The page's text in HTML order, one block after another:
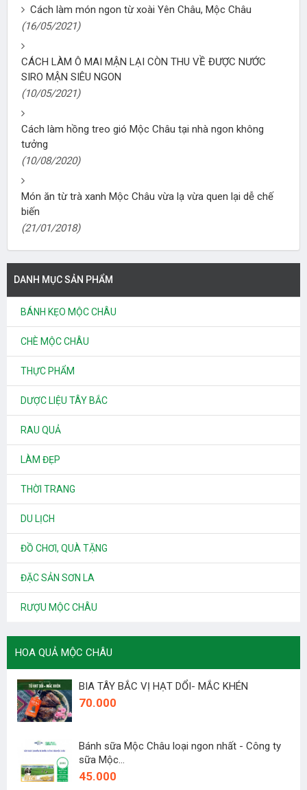
Cách làm món ngon từ xoài Yên Châu, Mộc Châu
(16/05/2021)
CÁCH LÀM Ô MAI MẬN LẠI CÒN THU VỀ ĐƯỢC NƯỚC
SIRO MẬN SIÊU NGON
(10/05/2021)
Cách làm hồng treo gió Mộc Châu tại nhà ngon không
tưởng
(10/08/2020)
Món ăn từ trà xanh Mộc Châu vừa lạ vừa quen lại dễ chế
biến
(21/01/2018)
DANH MỤC SẢN PHẨM
BÁNH KẸO MỘC CHÂU
CHÈ MỘC CHÂU
THỰC PHẨM
DƯỢC LIỆU TÂY BẮC
RAU QUẢ
LÀM ĐẸP
THỜI TRANG
DU LỊCH
ĐỒ CHƠI, QUÀ TẶNG
ĐẶC SẢN SƠN LA
RƯỢU MỘC CHÂU
HOA QUẢ MỘC CHÂU
BIA TÂY BẮC VỊ HẠT DỔI- MẮC KHÉN
70.000
Bánh sữa Mộc Châu loại ngon nhất - Công ty
sữa Mộc...
45.000